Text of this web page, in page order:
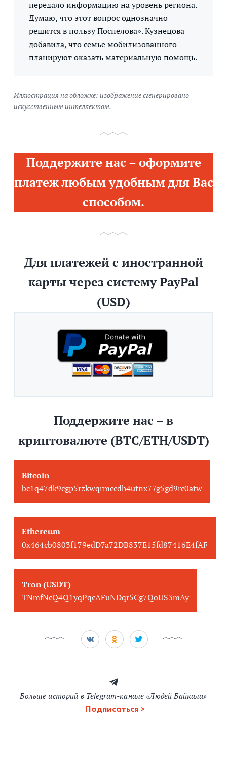
передало информацию на уровень региона.
Думаю, что этот вопрос однозначно
решится в пользу Поспелова». Кузнецова
добавила, что семье мобилизованного
планируют оказать материальную помощь.
Иллюстрация на обложке: изображение сгенерировано
искусственным интеллектом.
Поддержите нас – оформите
платеж любым удобным для Вас
способом.
Для платежей с иностранной
карты через систему PayPal
(USD)
Поддержите нас – в
криптовалюте (BTC/ETH/USDT)
Bitcoin
bc1q47dk9cgp5rzkwqrmccdh4utnx77g5gd9rc0atw
Ethereum
0x464cb0803f179edD7a72DB837E15fd87416E4fAF
Tron (USDT)
TNmfNcQ4Q1yqPqcAFuNDqr5Cg7QoUS3mAy
Больше историй в Telegram-канале «Людей Байкала»
Подписаться